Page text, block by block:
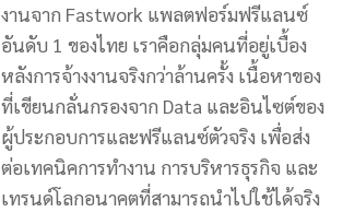
งานจาก Fastwork แพลตฟอร์มฟรีแลนซ์
อันดับ 1 ของไทย เราคือกลุ่มคนที่อยู่เบื้อง
หลังการจ้างงานจริงกว่าล้านครั้ง เนื้อหาของ
ที่เขียนกลั่นกรองจาก Data และอินไซต์ของ
ผู้ประกอบการและฟรีแลนซ์ตัวจริง เพื่อส่ง
ต่อเทคนิคการทำงาน การบริหารธุรกิจ และ
เทรนด์โลกอนาคตที่สามารถนำไปใช้ได้จริง